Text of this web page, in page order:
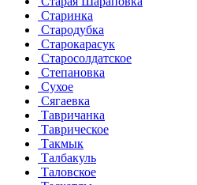
Старинка
Стародубка
Старокарасук
Старосолдатское
Степановка
Сухое
Сягаевка
Тавричанка
Таврическое
Такмык
Талбакуль
Таловское